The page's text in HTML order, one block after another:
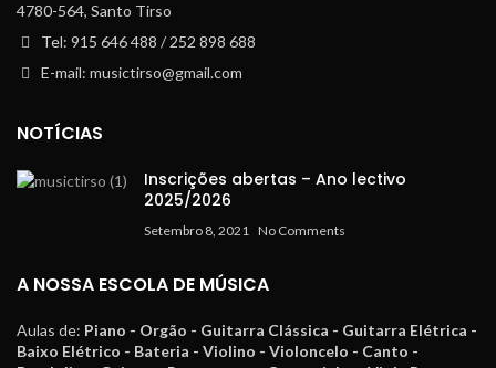
4780-564, Santo Tirso
Tel: 915 646 488 / 252 898 688
E-mail: musictirso@gmail.com
NOTÍCIAS
Inscrições abertas – Ano lectivo
2025/2026
Setembro 8, 2021 No Comments
A NOSSA ESCOLA DE MÚSICA
Aulas de: Piano - Orgão - Guitarra Clássica - Guitarra Elétrica -
Baixo Elétrico - Bateria - Violino - Violoncelo - Canto -